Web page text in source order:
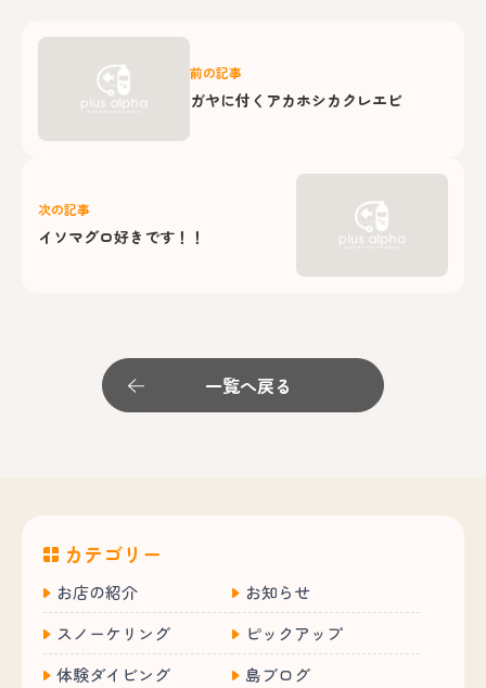
前の記事
ガヤに付くアカホシカクレエビ
次の記事
イソマグロ好きです！！
一覧へ戻る
カテゴリー
お店の紹介
お知らせ
スノーケリング
ピックアップ
体験ダイビング
島ブログ